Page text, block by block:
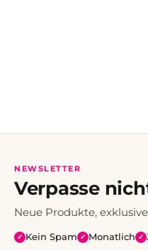
NEWSLETTER
Verpasse
Neue Produkte,
✓ Kein Spam ✓ Monatlich ✓